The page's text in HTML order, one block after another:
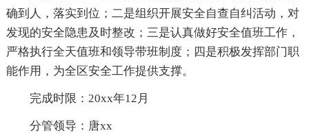
确到人，落实到位；二是组织开展安全自查自纠活动，对
发现的安全隐患及时整改；三是认真做好安全值班工作，
严格执行全天值班和领导带班制度；四是积极发挥部门职
能作用，为全区安全工作提供支撑。
完成时限：20xx年12月
分管领导：唐xx